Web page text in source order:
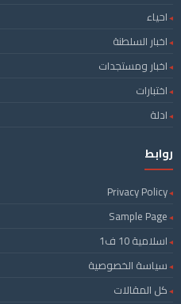
احياء
اخبار السلطنة
اخبار ومستجدات
اختبارات
ادلة
روابط
Privacy Policy
Sample Page
اسلامية 10 ف1
سياسة الخصوصية
كل المقالات